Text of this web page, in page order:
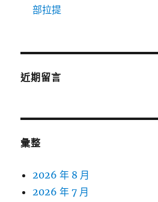
部拉提
近期留言
彙整
2026 年 8 月
2026 年 7 月